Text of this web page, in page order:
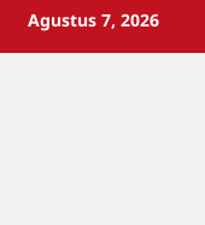
Agustus 7, 2026